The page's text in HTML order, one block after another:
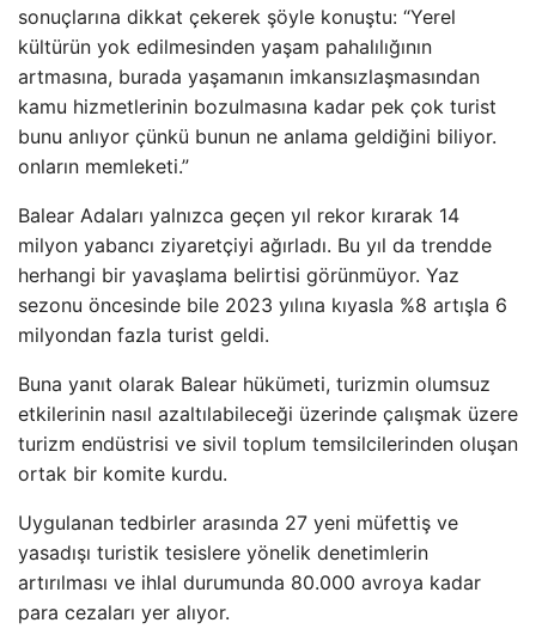
sonuçlarına dikkat çekerek şöyle konuştu: “Yerel
kültürün yok edilmesinden yaşam pahalılığının
artmasına, burada yaşamanın imkansızlaşmasından
kamu hizmetlerinin bozulmasına kadar pek çok turist
bunu anlıyor çünkü bunun ne anlama geldiğini biliyor.
onların memleketi.”
Balear Adaları yalnızca geçen yıl rekor kırarak 14
milyon yabancı ziyaretçiyi ağırladı. Bu yıl da trendde
herhangi bir yavaşlama belirtisi görünmüyor. Yaz
sezonu öncesinde bile 2023 yılına kıyasla %8 artışla 6
milyondan fazla turist geldi.
Buna yanıt olarak Balear hükümeti, turizmin olumsuz
etkilerinin nasıl azaltılabileceği üzerinde çalışmak üzere
turizm endüstrisi ve sivil toplum temsilcilerinden oluşan
ortak bir komite kurdu.
Uygulanan tedbirler arasında 27 yeni müfettiş ve
yasadışı turistik tesislere yönelik denetimlerin
artırılması ve ihlal durumunda 80.000 avroya kadar
para cezaları yer alıyor.